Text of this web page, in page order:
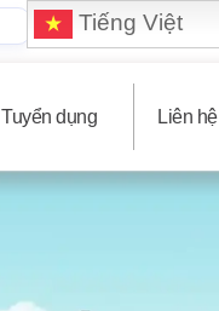
Tiếng Việt
Tuyển dụng Liên hệ